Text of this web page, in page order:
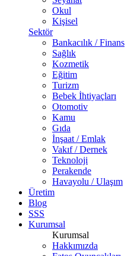
Okul
Kişisel
Sektör
Bankacılık / Finans
Sağlık
Kozmetik
Eğitim
Turizm
Bebek İhtiyaçları
Otomotiv
Kamu
Gıda
İnşaat / Emlak
Vakıf / Dernek
Teknoloji
Perakende
Havayolu / Ulaşım
Üretim
Blog
SSS
Kurumsal
Kurumsal
Hakkımızda